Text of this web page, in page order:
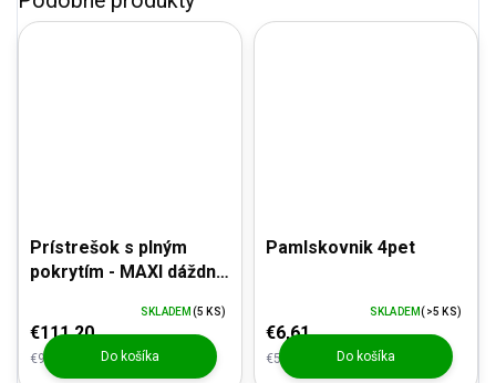
Prístrešok s plným
pokrytím - MAXI dáždnik
priemer 3,2 m
€91,90 bez DPH
€111,20
SKLADEM (5 KS)
Do košíka
Pamlskovnik 4pet
€5,46 bez DPH
€6,61
SKLADEM(>5 KS)
Do košíka